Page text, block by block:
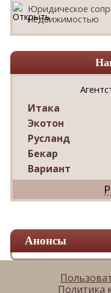
Юридическое
недвижимостью
Итака
Экотон
Русланд
Бекар
Вариант
Дриада
Реал
Ваш Дом
Александр
Мир квартир
Панорама
Анонсы
Политика